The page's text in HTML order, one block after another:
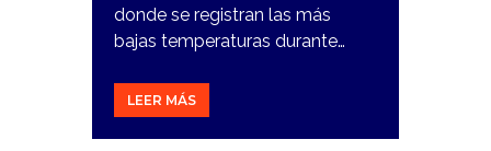
donde se registran las más
bajas temperaturas durante…
LEER MÁS